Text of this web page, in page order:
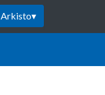
Arkisto▾